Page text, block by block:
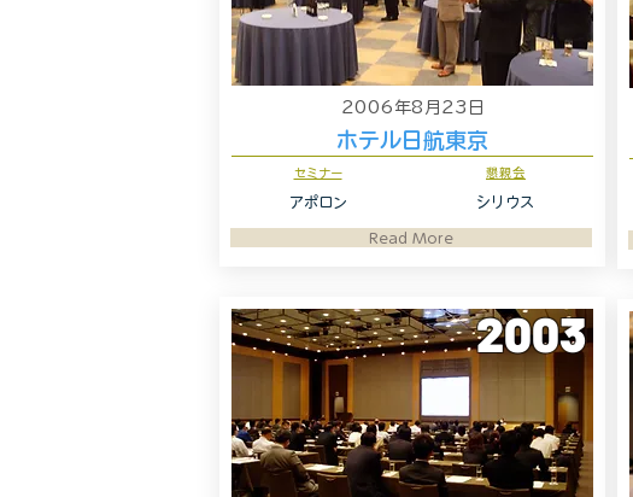
2006年8月23日
ホテル日航東京
セミナー
アポロン
懇親会
シリウス
Read More
2003